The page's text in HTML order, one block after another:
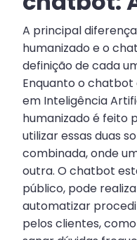
A principal
humanizado e o
definição de cada
Enquanto o
em Inteligência
humanizado é feito
utilizar essas duas
combinada, onde
outra. O chatbot
público, pode
automatizar
pelos clientes,